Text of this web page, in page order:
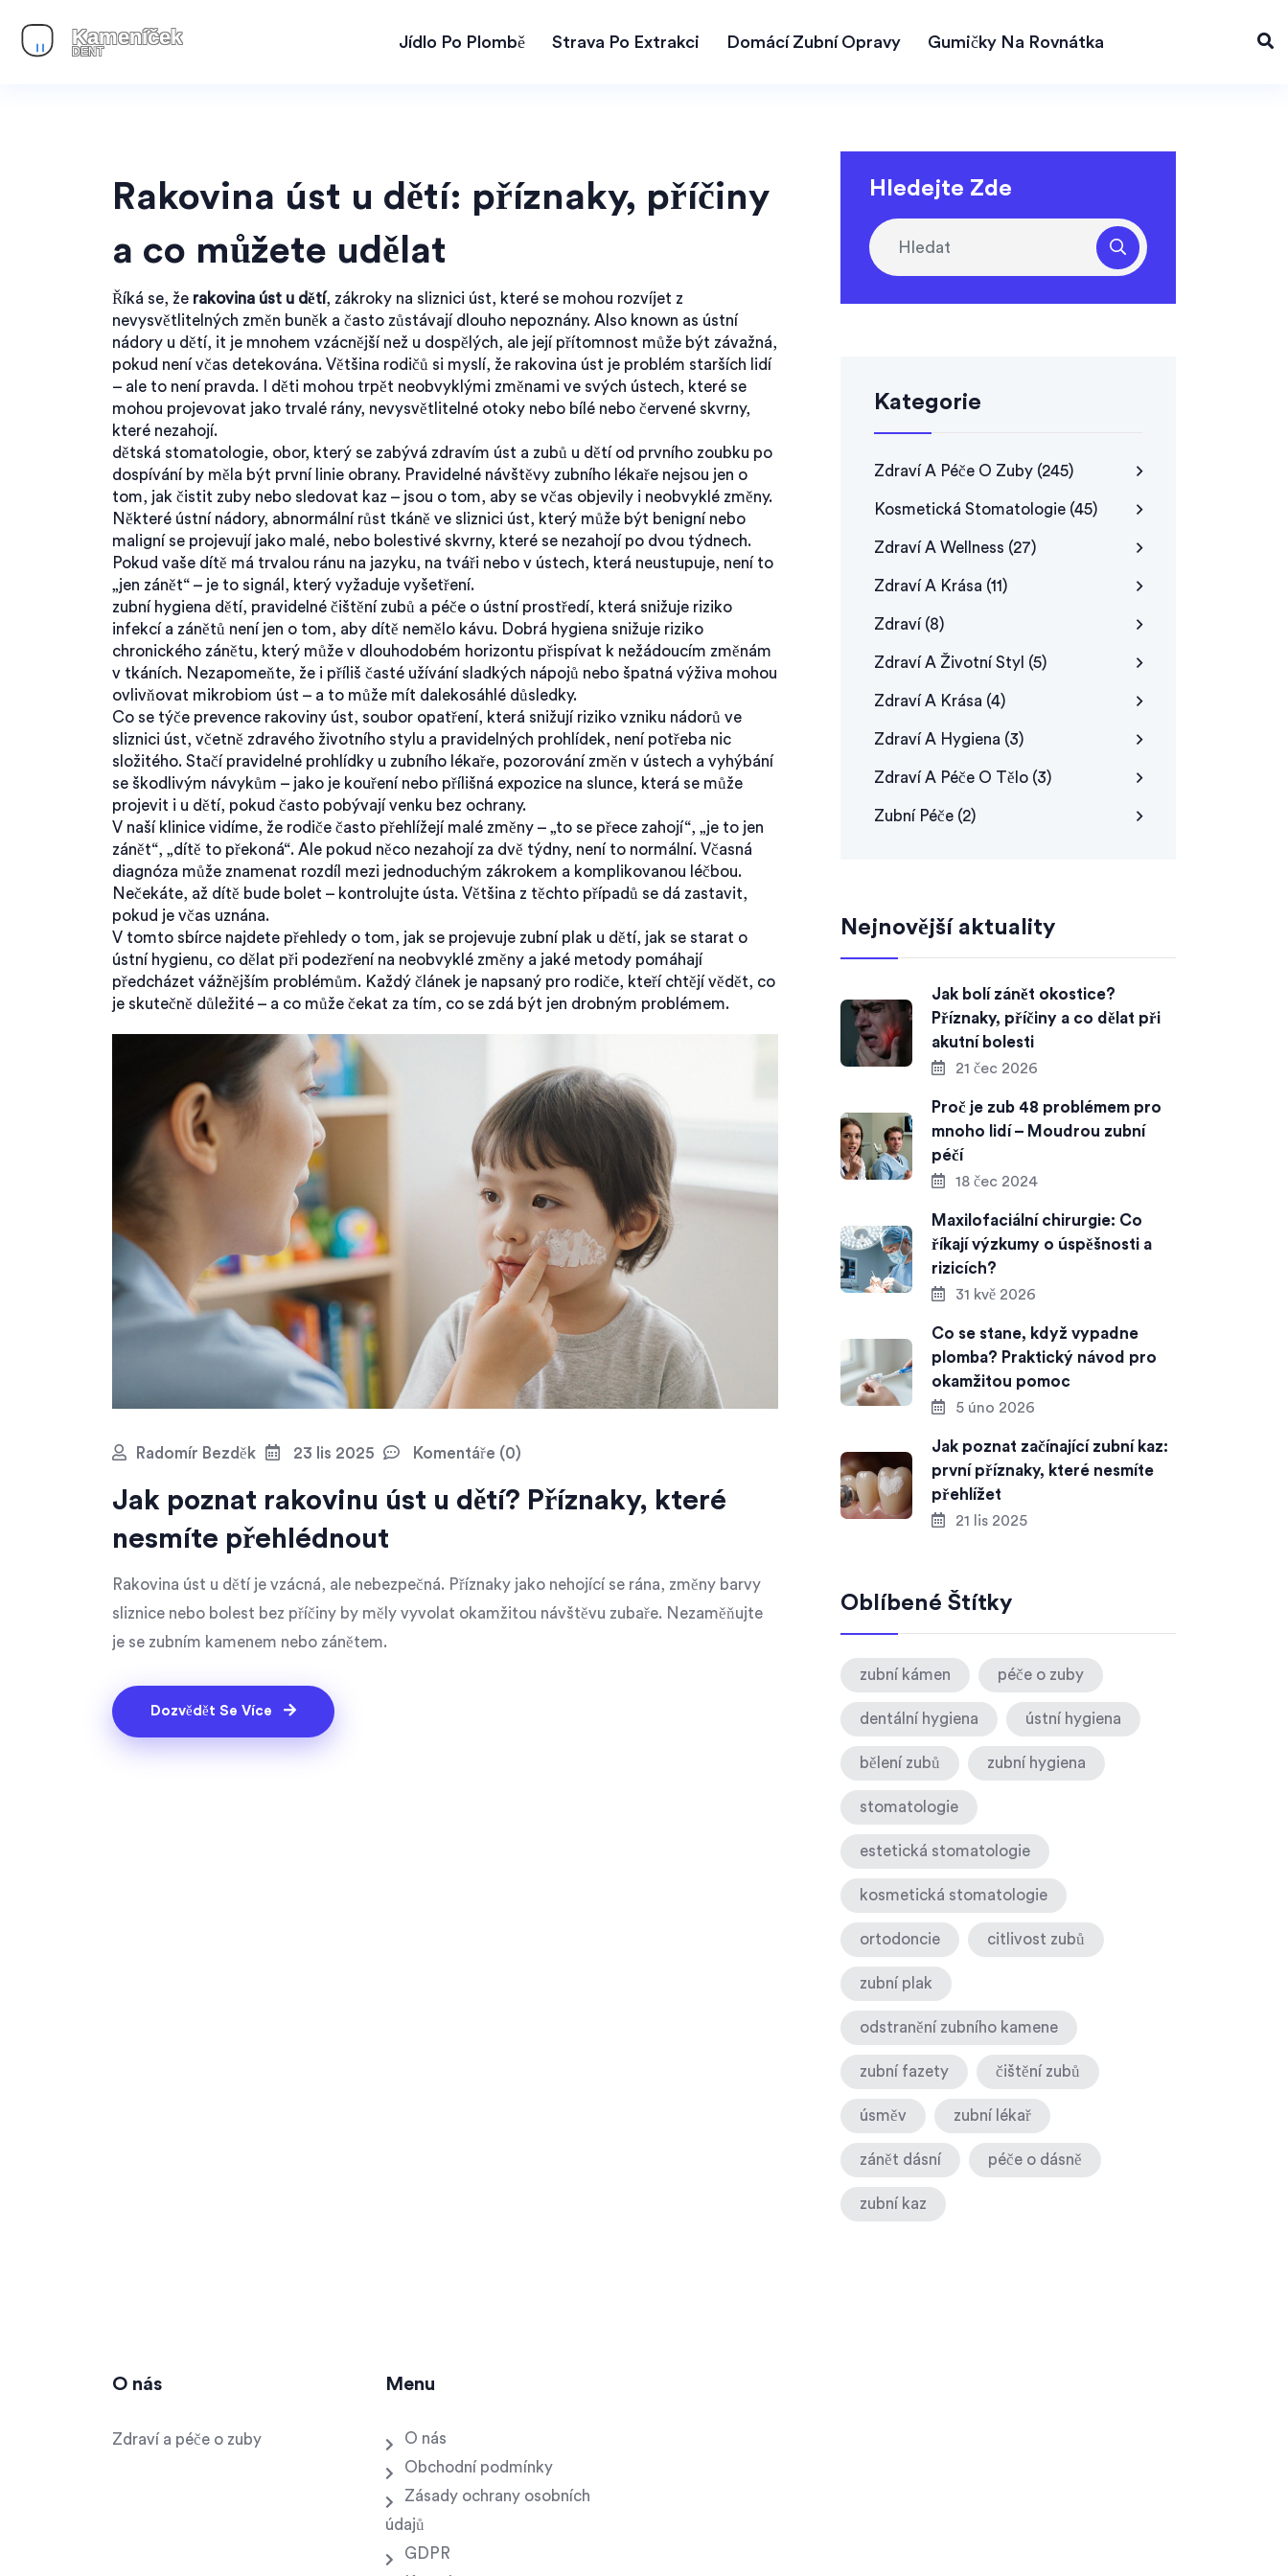
Jídlo Po Plombě Strava Po Extrakci Domácí Zubní Opravy Gumičky Na Rovnátka
Rakovina úst u dětí: příznaky, příčiny
a co můžete udělat
Říká se, že rakovina úst u dětí, zákroky na sliznici úst, které se mohou rozvíjet z
nevysvětlitelných změn buněk a často zůstávají dlouho nepoznány. Also known as ústní
nádory u dětí, it je mnohem vzácnější než u dospělých, ale její přítomnost může být závažná,
pokud není včas detekována. Většina rodičů si myslí, že rakovina úst je problém starších lidí
– ale to není pravda. I děti mohou trpět neobvyklými změnami ve svých ústech, které se
mohou projevovat jako trvalé rány, nevysvětlitelné otoky nebo bílé nebo červené skvrny,
které nezahojí.
dětská stomatologie, obor, který se zabývá zdravím úst a zubů u dětí od prvního zoubku po
dospívání by měla být první linie obrany. Pravidelné návštěvy zubního lékaře nejsou jen o
tom, jak čistit zuby nebo sledovat kaz – jsou o tom, aby se včas objevily i neobvyklé změny.
Některé ústní nádory, abnormální růst tkáně ve sliznici úst, který může být benigní nebo
maligní se projevují jako malé, nebo bolestivé skvrny, které se nezahojí po dvou týdnech.
Pokud vaše dítě má trvalou ránu na jazyku, na tváři nebo v ústech, která neustupuje, není to
„jen zánět“ – je to signál, který vyžaduje vyšetření.
zubní hygiena dětí, pravidelné čištění zubů a péče o ústní prostředí, která snižuje riziko
infekcí a zánětů není jen o tom, aby dítě nemělo kávu. Dobrá hygiena snižuje riziko
chronického zánětu, který může v dlouhodobém horizontu přispívat k nežádoucím změnám
v tkáních. Nezapomeňte, že i příliš časté užívání sladkých nápojů nebo špatná výživa mohou
ovlivňovat mikrobiom úst – a to může mít dalekosáhlé důsledky.
Co se týče prevence rakoviny úst, soubor opatření, která snižují riziko vzniku nádorů ve
sliznici úst, včetně zdravého životního stylu a pravidelných prohlídek, není potřeba nic
složitého. Stačí pravidelné prohlídky u zubního lékaře, pozorování změn v ústech a vyhýbání
se škodlivým návykům – jako je kouření nebo přílišná expozice na slunce, která se může
projevit i u dětí, pokud často pobývají venku bez ochrany.
V naší klinice vidíme, že rodiče často přehlížejí malé změny – „to se přece zahojí“, „je to jen
zánět“, „dítě to překoná“. Ale pokud něco nezahojí za dvě týdny, není to normální. Včasná
diagnóza může znamenat rozdíl mezi jednoduchým zákrokem a komplikovanou léčbou.
Nečekáte, až dítě bude bolet – kontrolujte ústa. Většina z těchto případů se dá zastavit,
pokud je včas uznána.
V tomto sbírce najdete přehledy o tom, jak se projevuje zubní plak u dětí, jak se starat o
ústní hygienu, co dělat při podezření na neobvyklé změny a jaké metody pomáhají
předcházet vážnějším problémům. Každý článek je napsaný pro rodiče, kteří chtějí vědět, co
je skutečně důležité – a co může čekat za tím, co se zdá být jen drobným problémem.
Radomír Bezděk 23 lis 2025 Komentáře (0)
Jak poznat rakovinu úst u dětí? Příznaky, které
nesmíte přehlédnout
Rakovina úst u dětí je vzácná, ale nebezpečná. Příznaky jako nehojící se rána, změny barvy
sliznice nebo bolest bez příčiny by měly vyvolat okamžitou návštěvu zubaře. Nezaměňujte
je se zubním kamenem nebo zánětem.
Dozvědět Se Více
Hledejte Zde
Kategorie
Zdraví A Péče O Zuby (245)
Kosmetická Stomatologie (45)
Zdraví A Wellness (27)
Zdraví A Krása (11)
Zdraví (8)
Zdraví A Životní Styl (5)
Zdraví A Krása (4)
Zdraví A Hygiena (3)
Zdraví A Péče O Tělo (3)
Zubní Péče (2)
Nejnovější aktuality
Jak bolí zánět okostice?
Příznaky, příčiny a co dělat při
akutní bolesti
21 čec 2026
Proč je zub 48 problémem pro
mnoho lidí – Moudrou zubní
péčí
18 čec 2024
Maxilofaciální chirurgie: Co
říkají výzkumy o úspěšnosti a
rizicích?
31 kvě 2026
Co se stane, když vypadne
plomba? Praktický návod pro
okamžitou pomoc
5 úno 2026
Jak poznat začínající zubní kaz:
první příznaky, které nesmíte
přehlížet
21 lis 2025
Oblíbené Štítky
zubní kámen péče o zuby
dentální hygiena ústní hygiena
bělení zubů zubní hygiena
stomatologie
estetická stomatologie
kosmetická stomatologie
ortodoncie citlivost zubů
zubní plak
odstranění zubního kamene
zubní fazety čištění zubů
úsměv zubní lékař
zánět dásní péče o dásně
zubní kaz
O nás
Zdraví a péče o zuby
Menu
O nás
Obchodní podmínky
Zásady ochrany osobních
údajů
GDPR